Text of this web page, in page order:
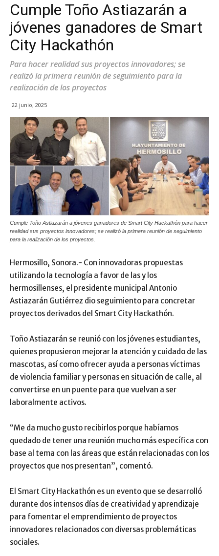
Cumple Toño Astiazarán a
jóvenes ganadores de Smart
City Hackathón
Para hacer realidad sus proyectos innovadores; se
realizó la primera reunión de seguimiento para la
realización de los proyectos
22 junio, 2025
Cumple Toño Astiazarán a jóvenes ganadores de Smart City Hackathón para hacer
realidad sus proyectos innovadores; se realizó la primera reunión de seguimiento
para la realización de los proyectos.
Hermosillo, Sonora.- Con innovadoras propuestas
utilizando la tecnología a favor de las y los
hermosillenses, el presidente municipal Antonio
Astiazarán Gutiérrez dio seguimiento para concretar
proyectos derivados del Smart City Hackathón.
Toño Astiazarán se reunió con los jóvenes estudiantes,
quienes propusieron mejorar la atención y cuidado de las
mascotas, así como ofrecer ayuda a personas víctimas
de violencia familiar y personas en situación de calle, al
convertirse en un puente para que vuelvan a ser
laboralmente activos.
“Me da mucho gusto recibirlos porque habíamos
quedado de tener una reunión mucho más específica con
base al tema con las áreas que están relacionadas con los
proyectos que nos presentan”, comentó.
El Smart City Hackathón es un evento que se desarrolló
durante dos intensos días de creatividad y aprendizaje
para fomentar el emprendimiento de proyectos
innovadores relacionados con diversas problemáticas
sociales.